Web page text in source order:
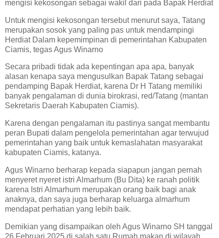
mengisi kekosongan sebagai wakil dari pada Bapak Herdiat
Untuk mengisi kekosongan tersebut menurut saya, Tatang
merupakan sosok yang paling pas untuk mendampingi
Herdiat Dalam kepemimpinan di pemerintahan Kabupaten
Ciamis, tegas Agus Winarno
Secara pribadi tidak ada kepentingan apa apa, banyak
alasan kenapa saya mengusulkan Bapak Tatang sebagai
pendamping Bapak Herdiat, karena Dr H Tatang memiliki
banyak pengalaman di dunia birokrasi, red/Tatang (mantan
Sekretaris Daerah Kabupaten Ciamis).
Karena dengan pengalaman itu pastinya sangat membantu
peran Bupati dalam pengelola pemerintahan agar terwujud
pemerintahan yang baik untuk kemaslahatan masyarakat
kabupaten Ciamis, katanya.
Agus Winarno berharap kepada siapapun jangan pernah
menyeret nyeret istri Almarhum (Bu Dita) ke ranah politik
karena Istri Almarhum merupakan orang baik bagi anak
anaknya, dan saya juga berharap keluarga almarhum
mendapat perhatian yang lebih baik.
Demikian yang disampaikan oleh Agus Winarno SH tanggal
26 Februari 2025 di salah satu Rumah makan di wilayah